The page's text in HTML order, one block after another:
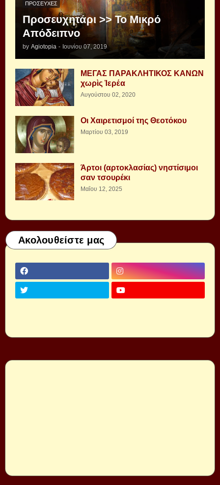
ΠΡΟΣΕΥΧΈΣ
Προσευχητάρι >> Το Μικρό
Απόδειπνο
by Agiotopia - Ιουνίου 07, 2019
ΜΕΓΑΣ ΠΑΡΑΚΛΗΤΙΚΟΣ ΚΑΝΩΝ
χωρὶς Ἱερέα
Αυγούστου 02, 2020
Οι Χαιρετισμοί της Θεοτόκου
Μαρτίου 03, 2019
Άρτοι (αρτοκλασίας) νηστίσιμοι
σαν τσουρέκι
Μαΐου 12, 2025
Ακολουθείστε μας